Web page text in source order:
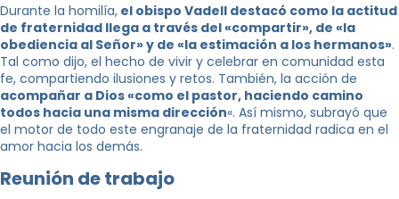
Durante la homilía, el obispo Vadell destacó como la actitud
de fraternidad llega a través del «compartir», de «la
obediencia al Señor» y de «la estimación a los hermanos».
Tal como dijo, el hecho de vivir y celebrar en comunidad esta
fe, compartiendo ilusiones y retos. También, la acción de
acompañar a Dios «como el pastor, haciendo camino
todos hacia una misma dirección«. Así mismo, subrayó que
el motor de todo este engranaje de la fraternidad radica en el
amor hacia los demás.
Reunión de trabajo